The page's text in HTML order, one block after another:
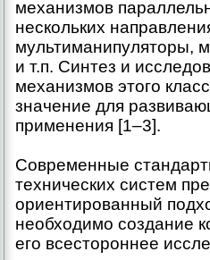
механизмов
нескольких
мультиманипуляторы,
и т.п. Синтез и
механизмов этого
значение для
применения [1–3].
Современные
технических систем
ориентированный
необходимо создание
его всестороннее